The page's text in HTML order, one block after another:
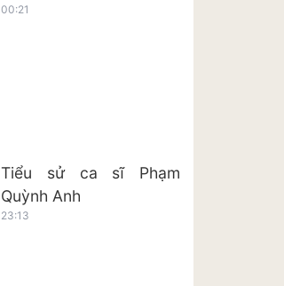
00:21
Tiểu sử ca sĩ Phạm
Quỳnh Anh
23:13